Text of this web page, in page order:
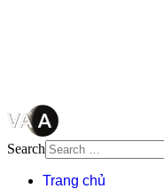
Search
Trang chủ